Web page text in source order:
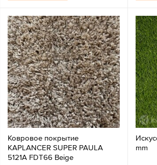
Ковровое покрытие
KAPLANCER SUPER PAULA
5121A FDT66 Beige
mm